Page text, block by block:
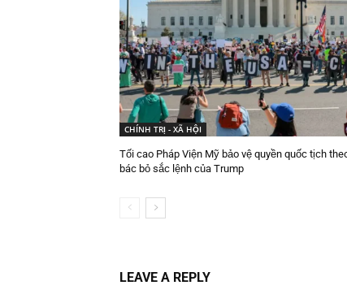
CHÍNH TRỊ - XÃ HỘI
Tối cao Pháp Viện Mỹ bảo vệ quyền quốc tịch
bác bỏ sắc lệnh của Trump
LEAVE A REPLY